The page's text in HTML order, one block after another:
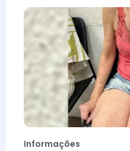
Informações